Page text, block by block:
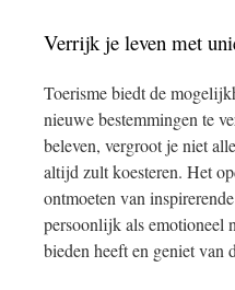
Verrijk je leven met
Toerisme biedt de
nieuwe bestemmingen te
beleven, vergroot je niet
altijd zult koesteren. Het
ontmoeten van
persoonlijk als emotioneel
bieden heeft en geniet van